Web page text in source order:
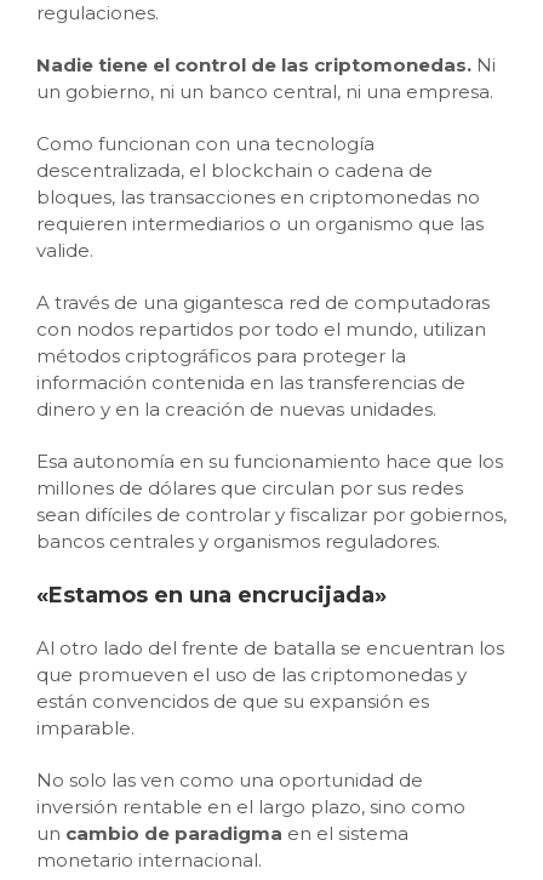
regulaciones.
Nadie tiene el control de las criptomonedas. Ni
un gobierno, ni un banco central, ni una empresa.
Como funcionan con una tecnología
descentralizada, el blockchain o cadena de
bloques, las transacciones en criptomonedas no
requieren intermediarios o un organismo que las
valide.
A través de una gigantesca red de computadoras
con nodos repartidos por todo el mundo, utilizan
métodos criptográficos para proteger la
información contenida en las transferencias de
dinero y en la creación de nuevas unidades.
Esa autonomía en su funcionamiento hace que los
millones de dólares que circulan por sus redes
sean difíciles de controlar y fiscalizar por gobiernos,
bancos centrales y organismos reguladores.
«Estamos en una encrucijada»
Al otro lado del frente de batalla se encuentran los
que promueven el uso de las criptomonedas y
están convencidos de que su expansión es
imparable.
No solo las ven como una oportunidad de
inversión rentable en el largo plazo, sino como
un cambio de paradigma en el sistema
monetario internacional.